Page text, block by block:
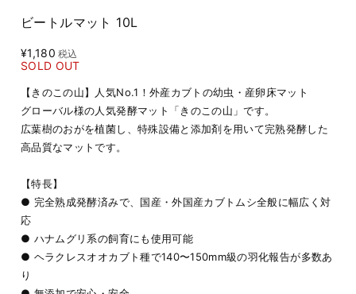
ビートルマット 10L
¥1,180 税込
SOLD OUT
【きのこの山】人気No.1！外産カブトの幼虫・産卵床マット
グローバル様の人気発酵マット「きのこの山」です。
広葉樹のおがを植菌し、特殊設備と添加剤を用いて完熟発酵した
高品質なマットです。
【特長】
● 完全熟成発酵済みで、国産・外国産カブトムシ全般に幅広く対
応
● ハナムグリ系の飼育にも使用可能
● ヘラクレスオオカブト種で140〜150mm級の羽化報告が多数あ
り